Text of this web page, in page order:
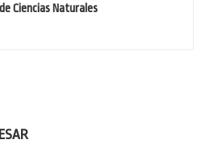
Ciencias Naturales